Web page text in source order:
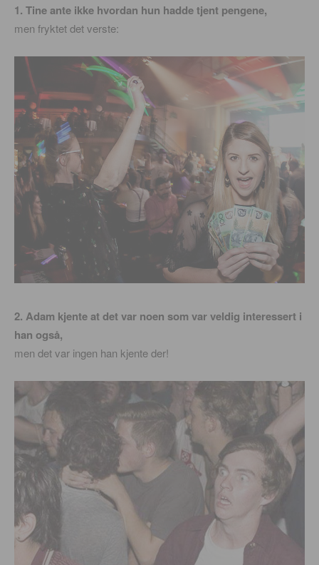
1. Tine ante ikke hvordan hun hadde tjent pengene,
men fryktet det verste:
2. Adam kjente at det var noen som var veldig interessert i
han også,
men det var ingen han kjente der!